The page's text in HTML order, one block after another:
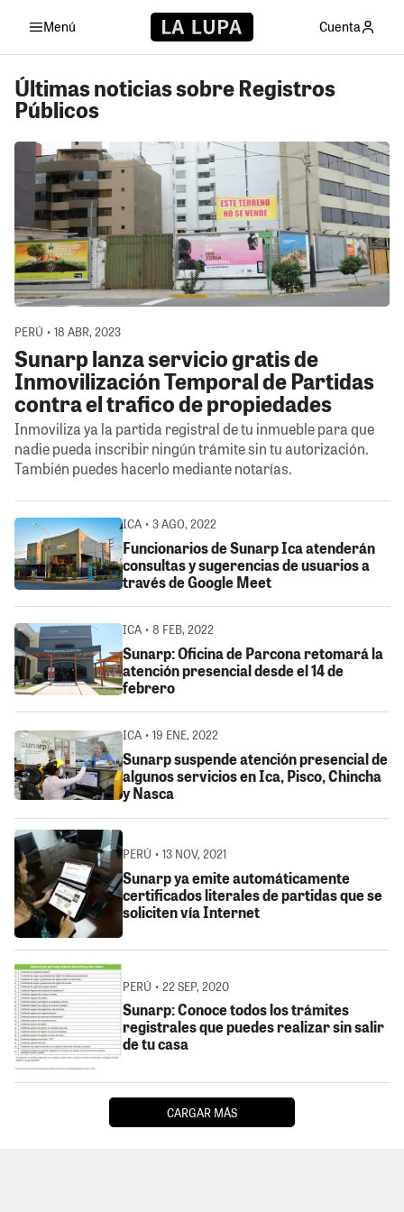
Menú Cuenta
Últimas noticias sobre Registros
Públicos
PERÚ • 18 ABR, 2023
Sunarp lanza servicio gratis de
Inmovilización Temporal de Partidas
contra el trafico de propiedades
Inmoviliza ya la partida registral de tu inmueble para que
nadie pueda inscribir ningún trámite sin tu autorización.
También puedes hacerlo mediante notarías.
ICA • 3 AGO, 2022
Funcionarios de Sunarp Ica atenderán
consultas y sugerencias de usuarios a
través de Google Meet
ICA • 8 FEB, 2022
Sunarp: Oficina de Parcona retomará la
atención presencial desde el 14 de
febrero
ICA • 19 ENE, 2022
Sunarp suspende atención presencial de
algunos servicios en Ica, Pisco, Chincha
y Nasca
PERÚ • 13 NOV, 2021
Sunarp ya emite automáticamente
certificados literales de partidas que se
soliciten vía Internet
PERÚ • 22 SEP, 2020
Sunarp: Conoce todos los trámites
registrales que puedes realizar sin salir
de tu casa
CARGAR MÁS